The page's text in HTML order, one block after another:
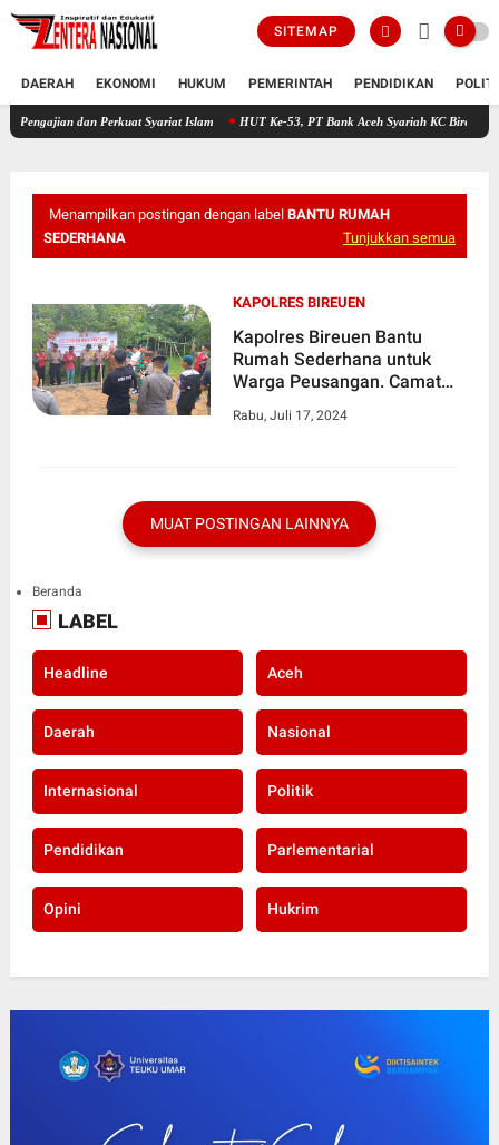
SITEMAP
DAERAH EKONOMI HUKUM PEMERINTAH PENDIDIKAN
Lanjutkan Visi Misi Bupati Aceh Timur Pemdes Pante Rambong Buka Pengajian dan
Menampilkan postingan dengan label BANTU RUMAH
SEDERHANA
Tunjukkan semua
KAPOLRES BIREUEN
Kapolres Bireuen Bantu
Rumah Sederhana untuk
Warga Peusangan. Camat
dan Bangkit
Rabu, Juli 17, 2024
MUAT POSTINGAN LAINNYA
Beranda
LABEL
Headline Aceh
Daerah Nasional
Internasional Politik
Pendidikan Parlementarial
Opini Hukrim